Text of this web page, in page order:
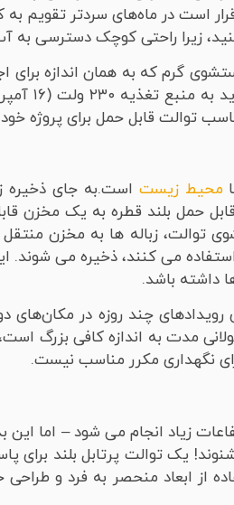
است در ماه‌های سردتر تقویم
زیرا راحتی کوچک دسترسی به
گرم که به همان اندازه برای
با این
توالت قابل حمل برای پروژه
محیط زیست است.به جای ذخیره
حمل بلند قطره به یک مخزن
زباله ها به مخزن
استفاده می کنند، ذخیره می
داشته باشد.
رویدادهای چند روزه در
مدت به اندازه کافی بزرگ
نگهداری مکرر مناسب نیست.
زیاد انجام می شود – اما
یک توالت پرتابل بلند برای
از ابعاد منحصر به فرد و